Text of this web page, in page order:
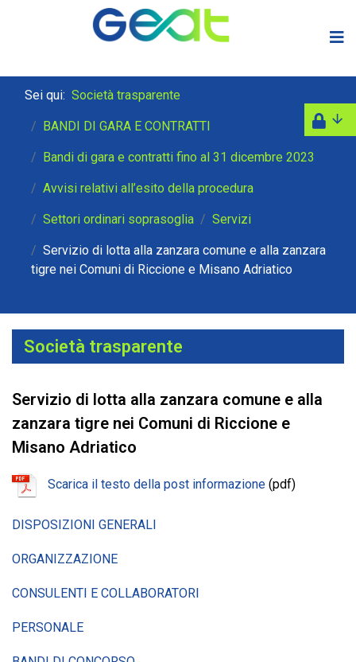
Sei qui: Società trasparente
BANDI DI GARA E CONTRATTI
Bandi di gara e contratti fino al 31 dicembre 2023
Avvisi relativi all’esito della procedura
Settori ordinari soprasoglia Servizi
Servizio di lotta alla zanzara comune e alla zanzara
tigre nei Comuni di Riccione e Misano Adriatico
Società trasparente
Servizio di lotta alla zanzara comune e alla
zanzara tigre nei Comuni di Riccione e
Misano Adriatico
Scarica il testo della post informazione (pdf)
DISPOSIZIONI GENERALI
ORGANIZZAZIONE
CONSULENTI E COLLABORATORI
PERSONALE